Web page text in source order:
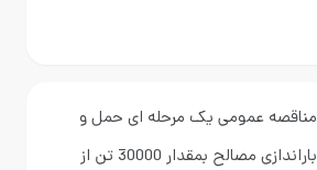
مناقصه عمومی یک مرحله ای حمل و
باراندازی مصالح بمقدار 30000 تن از